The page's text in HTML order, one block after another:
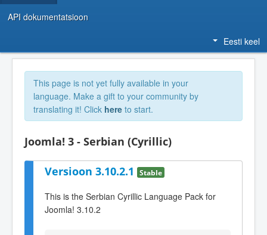
API dokumentatsioon
Eesti keel
This page is not yet fully available in your
language. Make a gift to your community by
translating it! Click here to start.
Joomla! 3 - Serbian (Cyrillic)
Versioon 3.10.2.1 Stable
This is the Serbian Cyrillic Language Pack for
Joomla! 3.10.2